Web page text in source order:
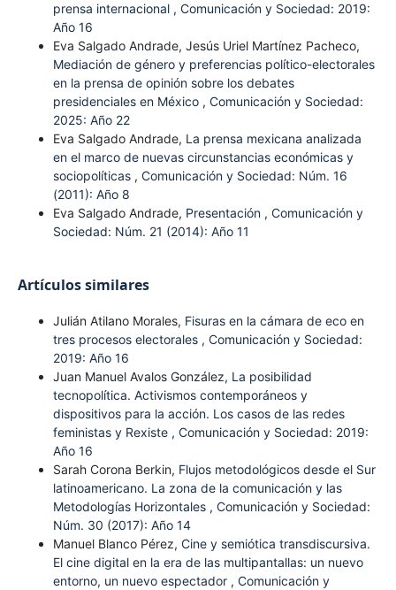
prensa internacional , Comunicación y Sociedad: 2019:
Año 16
Eva Salgado Andrade, Jesús Uriel Martínez Pacheco,
Mediación de género y preferencias político-electorales
en la prensa de opinión sobre los debates
presidenciales en México , Comunicación y Sociedad:
2025: Año 22
Eva Salgado Andrade, La prensa mexicana analizada
en el marco de nuevas circunstancias económicas y
sociopolíticas , Comunicación y Sociedad: Núm. 16
(2011): Año 8
Eva Salgado Andrade, Presentación , Comunicación y
Sociedad: Núm. 21 (2014): Año 11
Artículos similares
Julián Atilano Morales, Fisuras en la cámara de eco en
tres procesos electorales , Comunicación y Sociedad:
2019: Año 16
Juan Manuel Avalos González, La posibilidad
tecnopolítica. Activismos contemporáneos y
dispositivos para la acción. Los casos de las redes
feministas y Rexiste , Comunicación y Sociedad: 2019:
Año 16
Sarah Corona Berkin, Flujos metodológicos desde el Sur
latinoamericano. La zona de la comunicación y las
Metodologías Horizontales , Comunicación y Sociedad:
Núm. 30 (2017): Año 14
Manuel Blanco Pérez, Cine y semiótica transdiscursiva.
El cine digital en la era de las multipantallas: un nuevo
entorno, un nuevo espectador , Comunicación y